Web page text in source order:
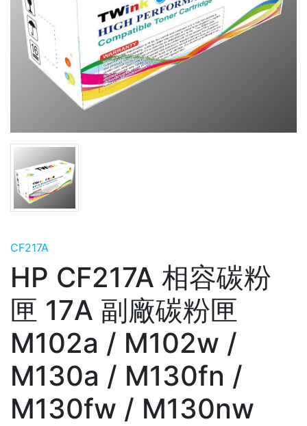
CF217A
HP CF217A 相容碳粉
匣 17A 副廠碳粉匣
M102a / M102w /
M130a / M130fn /
M130fw / M130nw